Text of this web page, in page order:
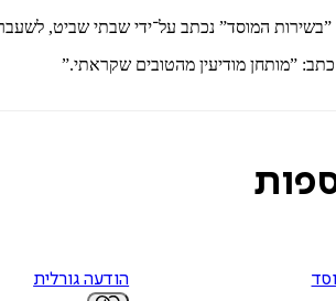
”בשירות המוסד” נכתב על־ידי שבתי שביט,
”מותחן מודיעין מהטובים שקראתי.”
הודעה גורלית